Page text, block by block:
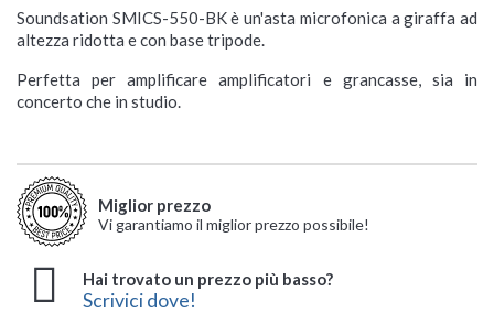
Soundsation SMICS-550-BK è un'asta microfonica a giraffa ad
altezza ridotta e con base tripode.
Perfetta per amplificare amplificatori e grancasse, sia in
concerto che in studio.
Miglior prezzo
Vi garantiamo il miglior prezzo possibile!
Hai trovato un prezzo più basso?
Scrivici dove!